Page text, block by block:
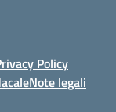
Policy
Note legali